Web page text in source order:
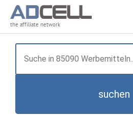
the affiliate network
suchen